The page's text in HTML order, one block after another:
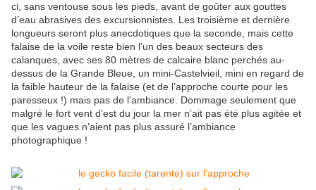
ci, sans ventouse sous les pieds, avant de goûter aux gouttes
d’eau abrasives des excursionnistes. Les troisième et dernière
longueurs seront plus anecdotiques que la seconde, mais cette
falaise de la voile reste bien l’un des beaux secteurs des
calanques, avec ses 80 mètres de calcaire blanc perchés au-
dessus de la Grande Bleue, un mini-Castelvieil, mini en regard de
la faible hauteur de la falaise (et de l’approche courte pour les
paresseux !) mais pas de l'ambiance. Dommage seulement que
malgré le fort vent d’est du jour la mer n’ait pas été plus agitée et
que les vagues n’aient pas plus assuré l’ambiance
photographique !